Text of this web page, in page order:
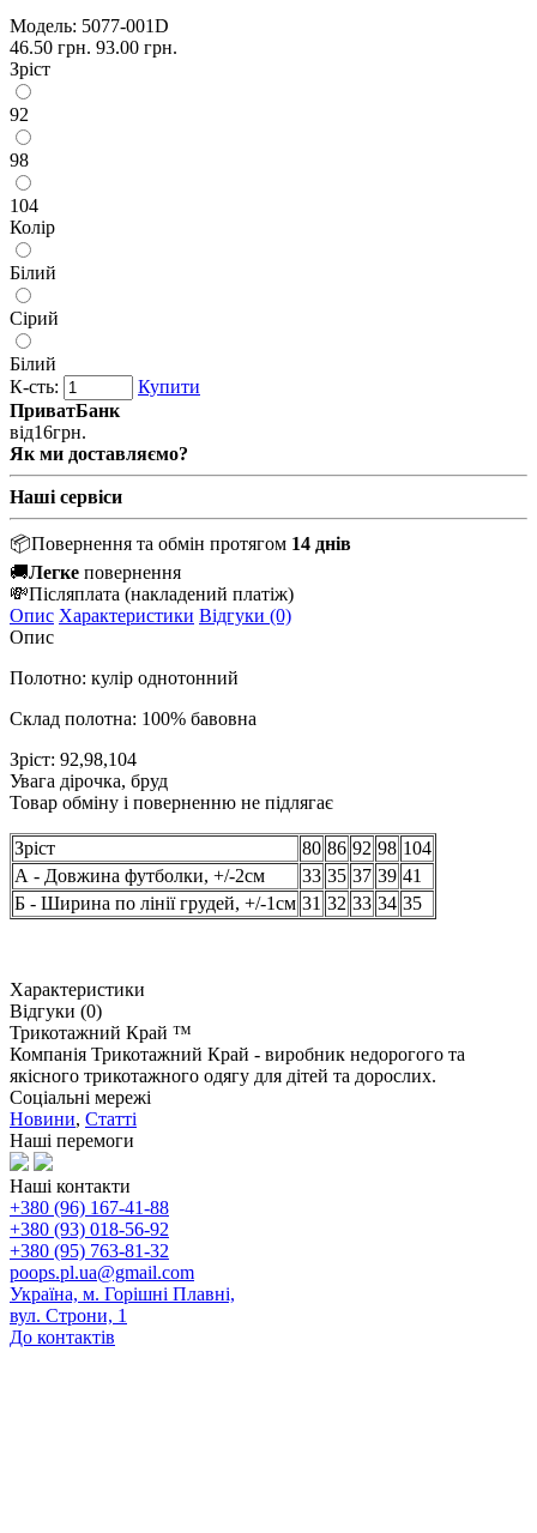
Модель: 5077-001D
46.50 грн. 93.00 грн.
Зріст
92
98
104
Колір
Білий
Сірий
Білий
К-сть:
Купити
ПриватБанк
від16грн.
Як ми доставляємо?
Наші сервіси
📦Повернення та обмін протягом 14 днів
🚚Легке повернення
💸Післяплата (накладений платіж)
Опис Характеристики Відгуки (0)
Опис
Полотно: кулір однотонний
Склад полотна: 100% бавовна
Зріст: 92,98,104
Увага дірочка, бруд
Товар обміну і поверненню не підлягає
Зріст 80 86 92 98 104
А - Довжина футболки, +/-2см
33 35 37 39 41
Б - Ширина по лінії грудей, +/-1см 31 32 33 34 35
Характеристики
Відгуки (0)
Трикотажний Край ™
Компанія Трикотажний Край - виробник недорогого та
якісного трикотажного одягу для дітей та дорослих.
Соціальні мережі
Новини, Статті
Наші перемоги
Наші контакти
+380 (96) 167-41-88
+380 (93) 018-56-92
+380 (95) 763-81-32
poops.pl.ua@gmail.com
Україна, м. Горішні Плавні,
вул. Строни, 1
До контактів